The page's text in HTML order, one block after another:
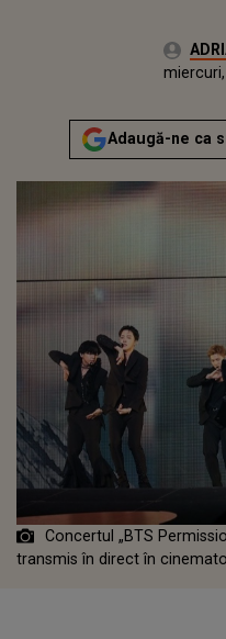
Autor:
Adaugă-ne ca
Concertul „BTS
transmis în direct în